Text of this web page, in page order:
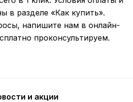
в разделе «Как купить».
напишите нам в онлайн-
проконсультируем.
и акции